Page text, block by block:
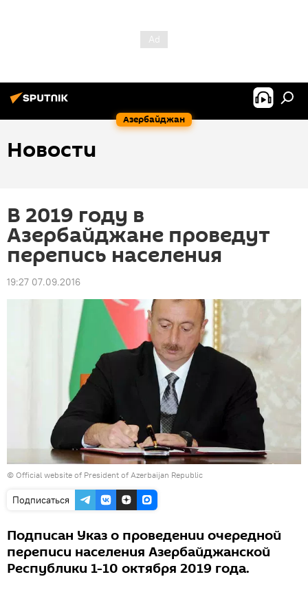
Азербайджан
Новости
В 2019 году в
Азербайджане проведут
перепись населения
19:27 07.09.2016
© Official website of President of Azerbaijan Republic
Подписаться
Подписан Указ о проведении очередной
переписи населения Азербайджанской
Республики 1-10 октября 2019 года.